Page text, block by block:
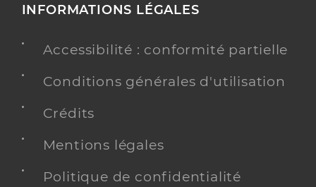
INFORMATIONS LÉGALES
Accessibilité : conformité partielle
Conditions générales d'utilisation
Crédits
Mentions légales
Politique de confidentialité